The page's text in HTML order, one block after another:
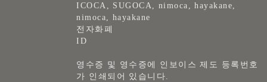
ICOCA, SUGOCA, nimoca, hayakane,
nimoca, hayakane
전자화폐
ID
영수증 및 영수증에 인보이스 제도 등록번호
가 인쇄되어 있습니다.